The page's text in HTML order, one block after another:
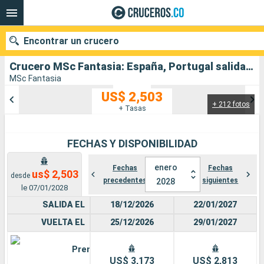
Crucero MSc Fantasia: España, Portugal salida desde Las Palmas
MSc Fantasia
+ 212 fotos
US$ 2,503
+ Tasas
FECHAS Y DISPONIBILIDAD
desde us$ 2,503
le 07/01/2028
Fechas
precedentes
enero
2028
Fechas
siguientes
SALIDA EL
VUELTA EL
Premium
18/12/2026
25/12/2026
US$ 3,173
22/01/2027
29/01/2027
US$ 2,813
Encontrar un crucero
Puertos Compañías
Buscar